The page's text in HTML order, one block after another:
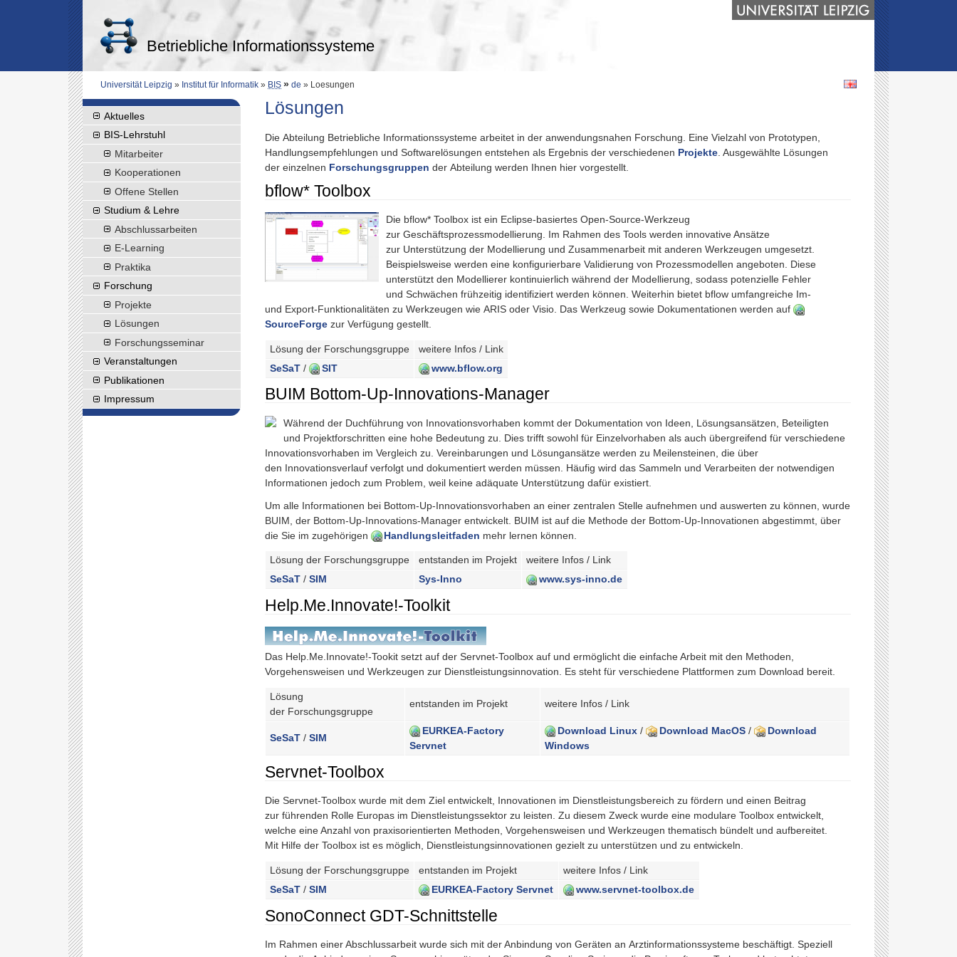
Betriebliche Informationssysteme
Universität Leipzig » Institut für Informatik » BIS » de » Loesungen
Lösungen
Die Abteilung Betriebliche Informationssysteme arbeitet in der anwendungsnahen Forschung. Eine Vielzahl von Prototypen,
Handlungsempfehlungen und Softwarelösungen entstehen als Ergebnis der verschiedenen Projekte. Ausgewählte Lösungen
der einzelnen Forschungsgruppen der Abteilung werden Ihnen hier vorgestellt.
bflow* Toolbox
Die bflow* Toolbox ist ein Eclipse-basiertes Open-Source-Werkzeug
zur Geschäftsprozessmodellierung. Im Rahmen des Tools werden innovative Ansätze
zur Unterstützung der Modellierung und Zusammenarbeit mit anderen Werkzeugen umgesetzt.
Beispielsweise werden eine konfigurierbare Validierung von Prozessmodellen angeboten. Diese
unterstützt den Modellierer kontinuierlich während der Modellierung, sodass potenzielle Fehler
und Schwächen frühzeitig identifiziert werden können. Weiterhin bietet bflow umfangreiche Im-
und Export-Funktionalitäten zu Werkzeugen wie ARIS oder Visio. Das Werkzeug sowie Dokumentationen werden auf
SourceForgezur Verfügung gestellt.
Lösung der Forschungsgruppe
weitere Infos / Link
SeSaT/ SIT www.bflow.org
BUIM Bottom-Up-Innovations-Manager
Während der Duchführung von Innovationsvorhaben kommt der Dokumentation von Ideen, Lösungsansätzen, Beteiligten
und Projektforschritten eine hohe Bedeutung zu. Dies trifft sowohl für Einzelvorhaben als auch übergreifend für verschiedene
Innovationsvorhaben im Vergleich zu. Vereinbarungen und Lösungansätze werden zu Meilensteinen, die über
den Innovationsverlauf verfolgt und dokumentiert werden müssen. Häufig wird das Sammeln und Verarbeiten der notwendigen
Informationen jedoch zum Problem, weil keine adäquate Unterstützung dafür existiert.
Um alle Informationen bei Bottom-Up-Innovationsvorhaben an einer zentralen Stelle aufnehmen und auswerten zu können, wurde
BUIM, der Bottom-Up-Innovations-Manager entwickelt. BUIM ist auf die Methode der Bottom-Up-Innovationen abgestimmt, über
die Sie im zugehörigen
Handlungsleitfaden mehr lernen können.
Lösung der Forschungsgruppe entstanden im Projekt
weitere Infos / Link
SeSaT/ SIM Sys-Inno www.sys-inno.de
Help.Me.Innovate!-Toolkit
Das Help.Me.Innovate!-Tookit setzt auf der Servnet-Toolbox auf und ermöglicht die einfache Arbeit mit den Methoden,
Vorgehensweisen und Werkzeugen zur Dienstleistungsinnovation. Es steht für verschiedene Plattformen zum Download bereit.
Lösung
der Forschungsgruppe
entstanden im Projekt weitere Infos / Link
SeSaT/ SIM
EURKEA-Factory
Servnet
Download Linux / Download MacOS/
Download
Windows
Servnet-Toolbox
Die Servnet-Toolbox wurde mit dem Ziel entwickelt, Innovationen im Dienstleistungsbereich zu fördern und einen Beitrag
zur führenden Rolle Europas im Dienstleistungssektor zu leisten. Zu diesem Zweck wurde eine modulare Toolbox entwickelt,
welche eine Anzahl von praxisorientierten Methoden, Vorgehensweisen und Werkzeugen thematisch bündelt und aufbereitet.
Mit Hilfe der Toolbox ist es möglich, Dienstleistungsinnovationen gezielt zu unterstützen und zu entwickeln.
Lösung der Forschungsgruppe entstanden im Projekt
weitere Infos / Link
SeSaT/ SIM EURKEA-Factory Servnet www.servnet-toolbox.de
SonoConnect GDT-Schnittstelle
Im Rahmen einer Abschlussarbeit wurde sich mit der Anbindung von Geräten an Arztinformationssysteme beschäftigt. Speziell
Aktuelles
BIS-Lehrstuhl
Mitarbeiter
Kooperationen
Offene Stellen
Studium & Lehre
Abschlussarbeiten
E-Learning
Praktika
Forschung
Projekte
Lösungen
Forschungsseminar
Veranstaltungen
Publikationen
Impressum